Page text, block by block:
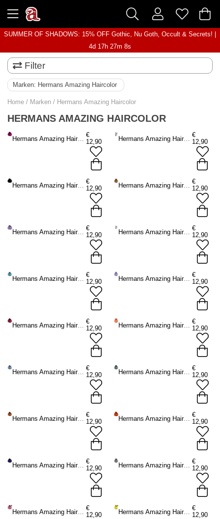
SUMMER OF SHADOWS: 15% OFF Gothic, Nu Goth, Occult & Secrets! |
4d 17h 27m 8s
Filter
Marken: Hermans Amazing Haircolor
Home / Marken / Hermans Amazing Haircolor
HERMANS AMAZING HAIRCOLOR
Hermans Amazing Haircolor - Cynthia Cyclamen Haarfärbemittel Semipermanenter Haarfarbstoff - Rosa
€
12,90
Hermans Amazing Haircolor - 30 vol. Haarbleichmittelset
€
12,90
Hermans Amazing Haircolor - Black Dahlia Haarfärbemittel Semipermanenter Haarfarbstoff - Schwarz
€
12,90
Hermans Amazing Haircolor - Miley Milk Tea Brown Haarfärbemittel Semipermanenter Haarfarbstoff - Braun
€
12,90
Hermans Amazing Haircolor - Rosemary Mauve Haarfärbemittel Semipermanenter Haarfarbstoff - Lila
€
12,90
Hermans Amazing Haircolor - 20 VOL / 6% Haarbleichmittelset - Weiß
€
12,90
Hermans Amazing Haircolor - Thelma Turquoise Haarfärbemittel Semipermanenter Haarfarbstoff - Türkis
€
12,90
Hermans Amazing Haircolor - Vicky Violet Haarfärbemittel Semipermanenter Haarfarbstoff - Lila
€
12,90
Hermans Amazing Haircolor - Ruby Red Haarfärbemittel Semipermanenter Haarfarbstoff - Rot
€
12,90
Hermans Amazing Haircolor - Rosie Gold Haarfärbemittel Semipermanenter Haarfarbstoff - Rosa/Goldfarben
€
12,90
Hermans Amazing Haircolor - Stella Steel Blue Haarfärbemittel Semipermanenter Haarfarbstoff - Blau
€
12,90
Hermans Amazing Haircolor - Gilda Granny Grey Haarfärbemittel Semipermanenter Haarfarbstoff - Grau
€
12,90
Hermans Amazing Haircolor - Hailey Hazel Brown Haarfärbemittel Semipermanenter Haarfarbstoff - Braun
€
12,90
Hermans Amazing Haircolor - Wanda Copper Haarfärbemittel Semipermanenter Haarfarbstoff - Kupferfarben
€
12,90
Hermans Amazing Haircolor - Patsy Purple Haarfärbemittel Semipermanenter Haarfarbstoff - Lila
€
12,90
Hermans Amazing Haircolor - Sylvia Silver Haarfärbemittel Semipermanenter Haarfarbstoff - Silberfarben
€
12,90
Hermans Amazing Haircolor - Polly Pink UV Haarfärbemittel Semipermanenter Haarfarbstoff - Rosa
€
12,90
Hermans Amazing Haircolor - Lemon Daisy UV Haarfärbemittel Semipermanenter Haarfarbstoff - Gelb
€
12,90